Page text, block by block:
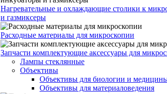
Нагревательные и охлаждающие столики к
и газмиксеры
Расходные материалы для микроскопии
Запчасти комплектующие аксессуары для
Лампы стеклянные
Объективы
Объективы для биологии и
Объективы для материаловедения